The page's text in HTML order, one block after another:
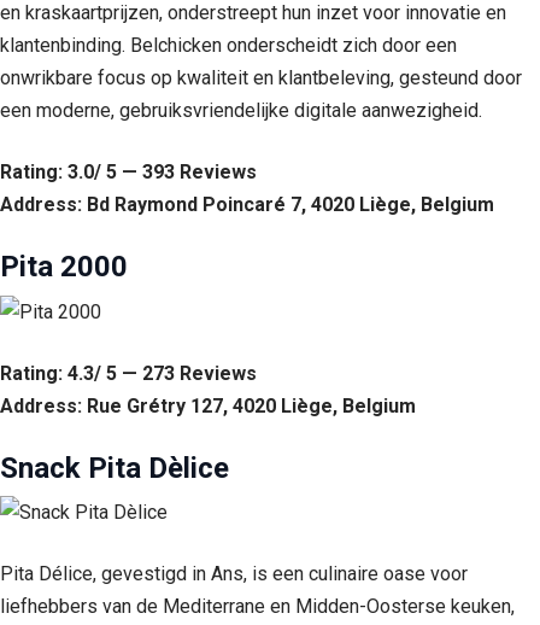
en kraskaartprijzen, onderstreept hun inzet voor innovatie en
klantenbinding. Belchicken onderscheidt zich door een
onwrikbare focus op kwaliteit en klantbeleving, gesteund door
een moderne, gebruiksvriendelijke digitale aanwezigheid.
Rating: 3.0/ 5 — 393 Reviews
Address: Bd Raymond Poincaré 7, 4020 Liège, Belgium
Pita 2000
Rating: 4.3/ 5 — 273 Reviews
Address: Rue Grétry 127, 4020 Liège, Belgium
Snack Pita Dèlice
Pita Délice, gevestigd in Ans, is een culinaire oase voor
liefhebbers van de Mediterrane en Midden-Oosterse keuken,